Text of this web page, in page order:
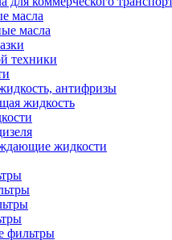
масла
масла
техники
антифризы
жидкость
жидкости
фильтры